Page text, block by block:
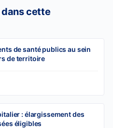
cette
de santé publics au sein
de territoire
: élargissement des
éligibles